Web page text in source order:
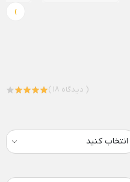
›
( 18 دیدگاه )